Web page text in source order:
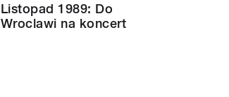
Listopad 1989: Do
Wroclawi na koncert